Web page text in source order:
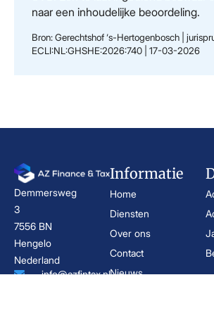
naar een inhoudelijke beoordeling.
Bron: Gerechtshof ‘s-Hertogenbosch |
ECLI:NL:GHSHE:2026:740 | 17-03-2026
Demmersweg
3
7556 BN
Hengelo
Nederland
info@azfintax.nl
Informatie
Home
Diensten
Over ons
Contact
Nieuws